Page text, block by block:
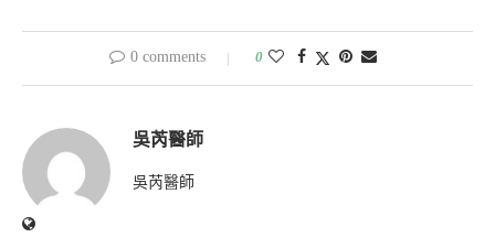
0 comments 0
吳芮醫師
吳芮醫師